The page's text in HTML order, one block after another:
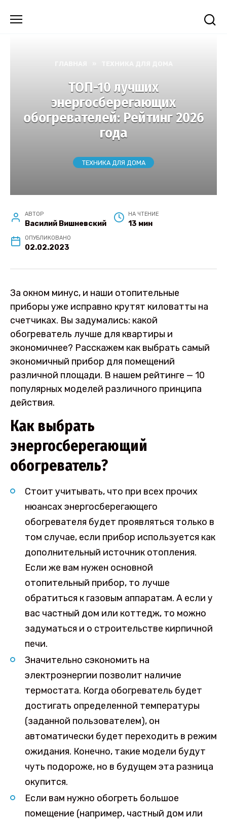
ТОП-10 лучших
энергосберегающих
обогревателей: Рейтинг 2026
года
ТЕХНИКА ДЛЯ ДОМА
АВТОР
Василий Вишневский
НА ЧТЕНИЕ
13 мин
ОПУБЛИКОВАНО
02.02.2023
За окном минус, и наши отопительные
приборы уже исправно крутят киловатты на
счетчиках. Вы задумались: какой
обогреватель лучше для квартиры и
экономичнее? Расскажем как выбрать самый
экономичный прибор для помещений
различной площади. В нашем рейтинге — 10
популярных моделей различного принципа
действия.
Как выбрать
энергосберегающий
обогреватель?
Стоит учитывать, что при всех прочих
нюансах энергосберегающего
обогревателя будет проявляться только в
том случае, если прибор используется как
дополнительный источник отопления.
Если же вам нужен основной
отопительный прибор, то лучше
обратиться к газовым аппаратам. А если у
вас частный дом или коттедж, то можно
задуматься и о строительстве кирпичной
печи.
Значительно сэкономить на
электроэнергии позволит наличие
термостата. Когда обогреватель будет
достигать определенной температуры
(заданной пользователем), он
автоматически будет переходить в режим
ожидания. Конечно, такие модели будут
чуть подороже, но в будущем эта разница
окупится.
Если вам нужно обогреть большое
помещение (например, частный дом или